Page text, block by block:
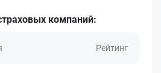
компаний:
Рейтинг